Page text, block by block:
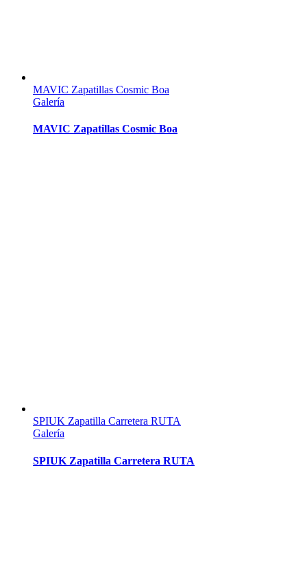
MAVIC Zapatillas Cosmic Boa
Galería
MAVIC Zapatillas Cosmic Boa
SPIUK Zapatilla Carretera RUTA
Galería
SPIUK Zapatilla Carretera RUTA